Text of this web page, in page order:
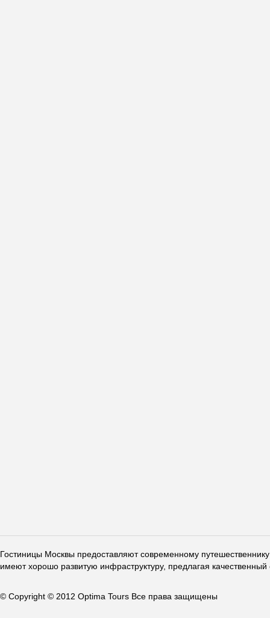
Гостиницы Москвы предоставляют современному
имеют хорошо развитую инфраструктуру, предлагая
© Copyright © 2012 Optima Tours Все права защищены